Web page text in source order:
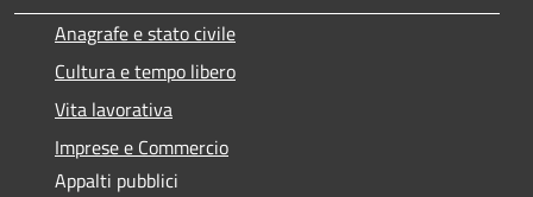
Anagrafe e stato civile
Cultura e tempo libero
Vita lavorativa
Imprese e Commercio
Appalti pubblici